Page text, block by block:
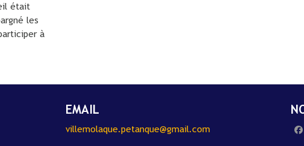
était
les
à
EMAIL
villemolaque.petanque@gmail.com